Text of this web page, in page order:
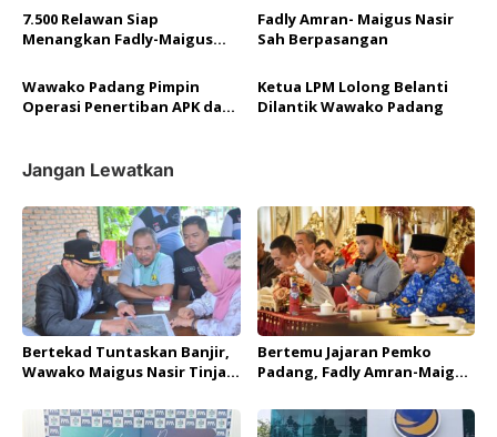
sSementara 55 persen Suara
Padang
7.500 Relawan Siap
Menangkan Fadly-Maigus
Fadly Amran- Maigus Nasir
Sah Berpasangan
Wawako Padang Pimpin
Operasi Penertiban APK dan
Ketua LPM Lolong Belanti
Dilantik Wawako Padang
Jangan Lewatkan
Bertekad Tuntaskan Banjir,
Wawako Maigus Nasir Tinjau
Bertemu Jajaran Pemko
Padang, Fadly Amran-Maigus
Unggulan